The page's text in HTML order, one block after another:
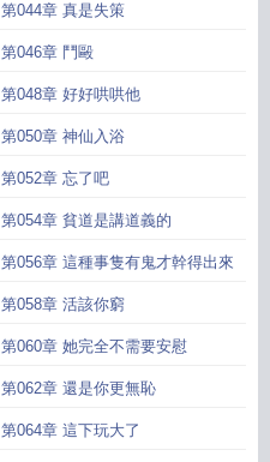
第044章 真是失策
第046章 鬥毆
第048章 好好哄哄他
第050章 神仙入浴
第052章 忘了吧
第054章 貧道是講道義的
第056章 這種事隻有鬼才幹得出來
第058章 活該你窮
第060章 她完全不需要安慰
第062章 還是你更無恥
第064章 這下玩大了